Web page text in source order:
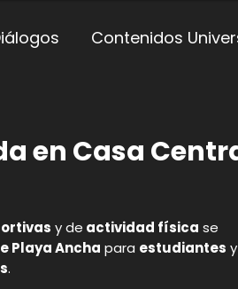
Contenidos
en Casa
y de actividad física se
Playa Ancha para estudiantes y
.